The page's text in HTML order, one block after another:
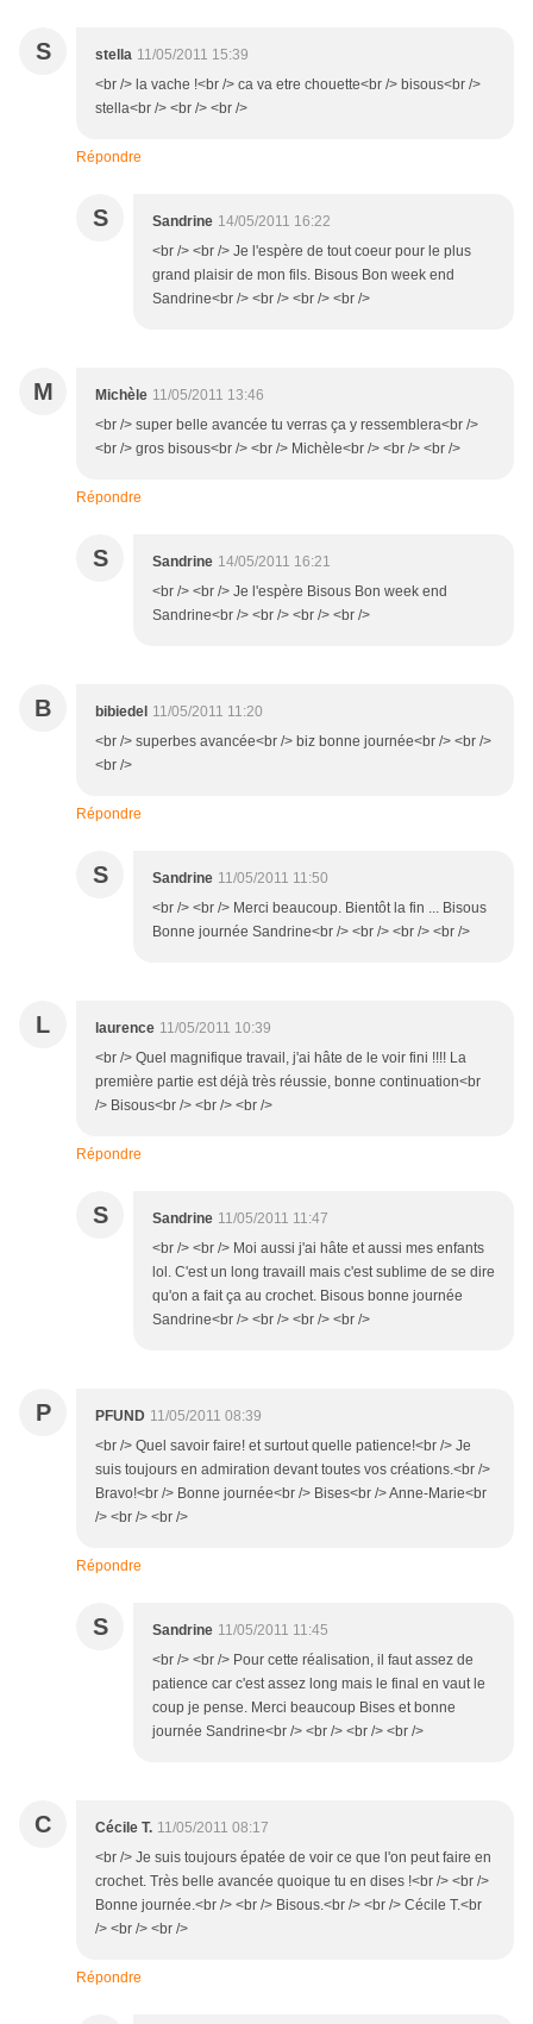
S stella 11/05/2011 15:39
<br /> la vache !<br /> ca va etre chouette<br /> bisous<br />
stella<br /> <br /> <br />
Répondre
S Sandrine 14/05/2011 16:22
<br /> <br /> Je l'espère de tout coeur pour le plus
grand plaisir de mon fils. Bisous Bon week end
Sandrine<br /> <br /> <br /> <br />
M Michèle 11/05/2011 13:46
<br /> super belle avancée tu verras ça y ressemblera<br />
<br /> gros bisous<br /> <br /> Michèle<br /> <br /> <br />
Répondre
S Sandrine 14/05/2011 16:21
<br /> <br /> Je l'espère Bisous Bon week end
Sandrine<br /> <br /> <br /> <br />
B bibiedel 11/05/2011 11:20
<br /> superbes avancée<br /> biz bonne journée<br /> <br />
<br />
Répondre
S Sandrine 11/05/2011 11:50
<br /> <br /> Merci beaucoup. Bientôt la fin ... Bisous
Bonne journée Sandrine<br /> <br /> <br /> <br />
L laurence 11/05/2011 10:39
<br /> Quel magnifique travail, j'ai hâte de le voir fini !!!! La
première partie est déjà très réussie, bonne continuation<br
/> Bisous<br /> <br /> <br />
Répondre
S Sandrine 11/05/2011 11:47
<br /> <br /> Moi aussi j'ai hâte et aussi mes enfants
lol. C'est un long travaill mais c'est sublime de se dire
qu'on a fait ça au crochet. Bisous bonne journée
Sandrine<br /> <br /> <br /> <br />
P PFUND 11/05/2011 08:39
<br /> Quel savoir faire! et surtout quelle patience!<br /> Je
suis toujours en admiration devant toutes vos créations.<br />
Bravo!<br /> Bonne journée<br /> Bises<br /> Anne-Marie<br
/> <br /> <br />
Répondre
S Sandrine 11/05/2011 11:45
<br /> <br /> Pour cette réalisation, il faut assez de
patience car c'est assez long mais le final en vaut le
coup je pense. Merci beaucoup Bises et bonne
journée Sandrine<br /> <br /> <br /> <br />
C Cécile T. 11/05/2011 08:17
<br /> Je suis toujours épatée de voir ce que l'on peut faire en
crochet. Très belle avancée quoique tu en dises !<br /> <br />
Bonne journée.<br /> <br /> Bisous.<br /> <br /> Cécile T.<br
/> <br /> <br />
Répondre